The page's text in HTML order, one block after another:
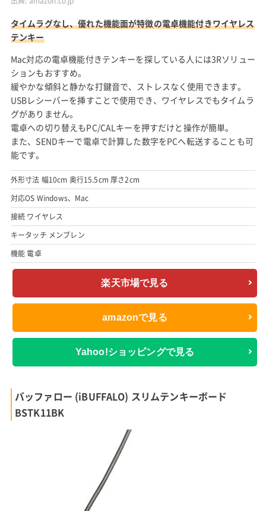
タイムラグなし、優れた機能面が特徴の電卓機能付きワイヤレス
テンキー
Mac対応の電卓機能付きテンキーを探している人には3Rソリュー
ションもおすすめ。
緩やかな傾斜と静かな打鍵音で、ストレスなく使用できます。
USBレシーバーを挿すことで使用でき、ワイヤレスでもタイムラ
グがありません。
電卓への切り替えもPC/CALキーを押すだけと操作が簡単。
また、SENDキーで電卓で計算した数字をPCへ転送することも可
能です。
外形寸法 幅10cm 奥行15.5cm 厚さ2cm
対応OS Windows、Mac
接続 ワイヤレス
キータッチ メンブレン
機能 電卓
楽天市場で見る
amazonで見る
Yahoo!ショッピングで見る
バッファロー (iBUFFALO) スリムテンキーボード
BSTK11BK